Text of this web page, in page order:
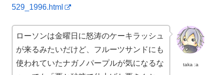
529_1996.html
taka :a
ローソンは金曜日に怒涛のケーキラッシュ
が来るみたいだけど、フルーツサンドにも
使われていたナガノパープルが気になるな